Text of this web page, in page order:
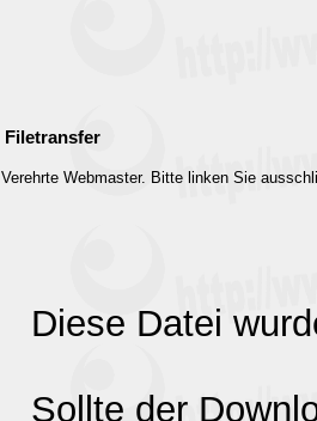
Filetransfer
Verehrte Webmaster. Bitte linken Sie
Diese Datei
Sollte der